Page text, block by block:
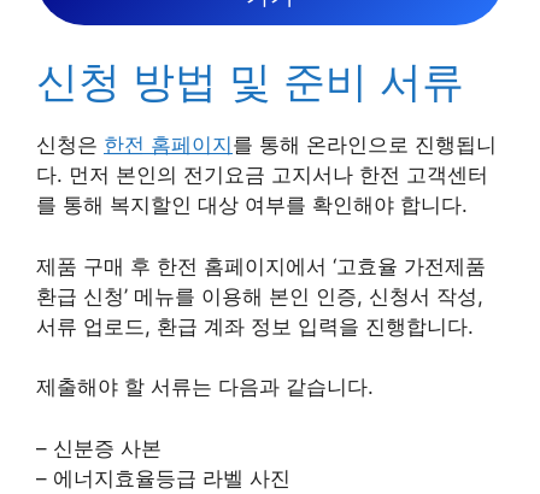
신청 방법 및 준비 서류
신청은 한전 홈페이지 를 통해 온라인으로 진행됩니
다. 먼저 본인의 전기요금 고지서나 한전 고객센터
를 통해 복지할인 대상 여부를 확인해야 합니다.
제품 구매 후 한전 홈페이지에서 ‘고효율 가전제품
환급 신청’ 메뉴를 이용해 본인 인증, 신청서 작성,
서류 업로드, 환급 계좌 정보 입력을 진행합니다.
제출해야 할 서류는 다음과 같습니다.
– 신분증 사본
– 에너지효율등급 라벨 사진